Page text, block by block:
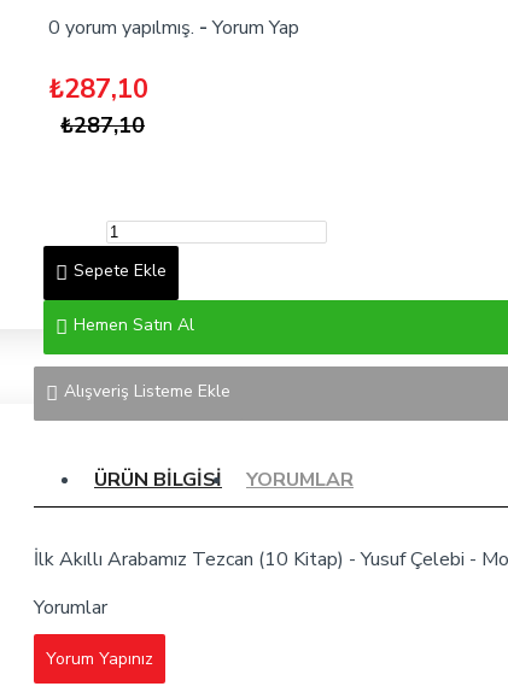
0 yorum yapılmış. - Yorum Yap
₺287,10
₺287,10
Sepete Ekle
Hemen Satın Al
Alışveriş Listeme Ekle
ÜRÜN BILGISI YORUMLAR
İlk Akıllı Arabamız Tezcan (10 Kitap) - Yusuf Çelebi -
Yorumlar
Yorum Yapınız